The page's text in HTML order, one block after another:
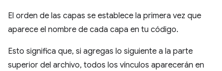
El orden de las capas se establece la primera vez que
aparece el nombre de cada capa en tu código.
Esto significa que, si agregas lo siguiente a la parte
superior del archivo, todos los vínculos aparecerán en